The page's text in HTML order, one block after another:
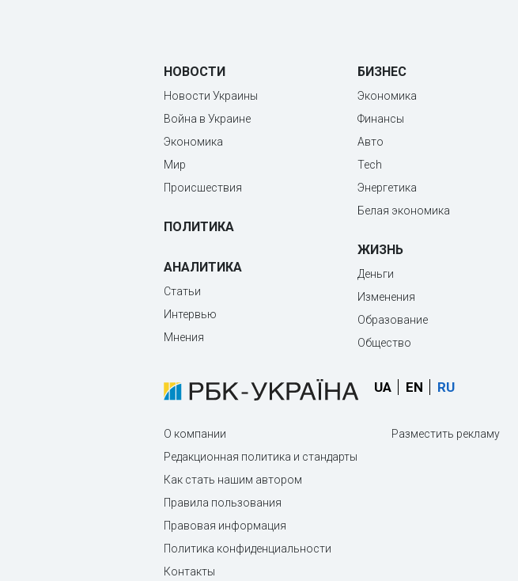
НОВОСТИ
Новости Украины
Война в Украине
Экономика
Мир
Происшествия
ПОЛИТИКА
АНАЛИТИКА
Статьи
Интервью
Мнения
БИЗНЕС
Экономика
Финансы
Авто
Tech
Энергетика
Белая экономика
ЖИЗНЬ
Деньги
Изменения
Образование
Общество
UA EN RU
О компании
Редакционная политика и стандарты
Как стать нашим автором
Правила пользования
Правовая информация
Политика конфиденциальности
Контакты
Разместить рекламу